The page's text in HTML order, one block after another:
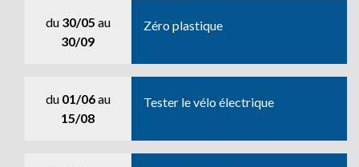
du 30/05 au
30/09
Zéro plastique
du 01/06au
15/08
Tester le vélo électrique